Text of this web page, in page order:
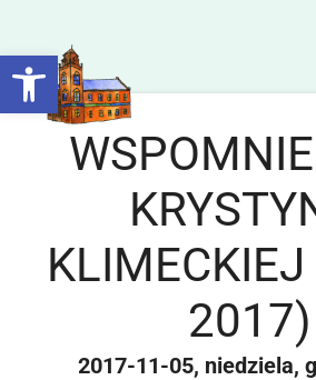
Otwórz pasek
2017)
2017-11-05 niedziela